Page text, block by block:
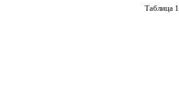
Таблица 1